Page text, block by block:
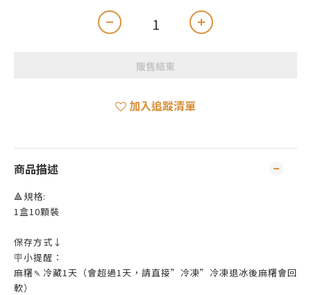
販售結束
加入追蹤清單
商品描述
🔺規格:
1盒10顆裝
保存方式↓
🪧小提醒：
麻糬🍡冷藏1天（會超過1天，請直接”冷凍”冷凍退冰後麻糬會回
軟）